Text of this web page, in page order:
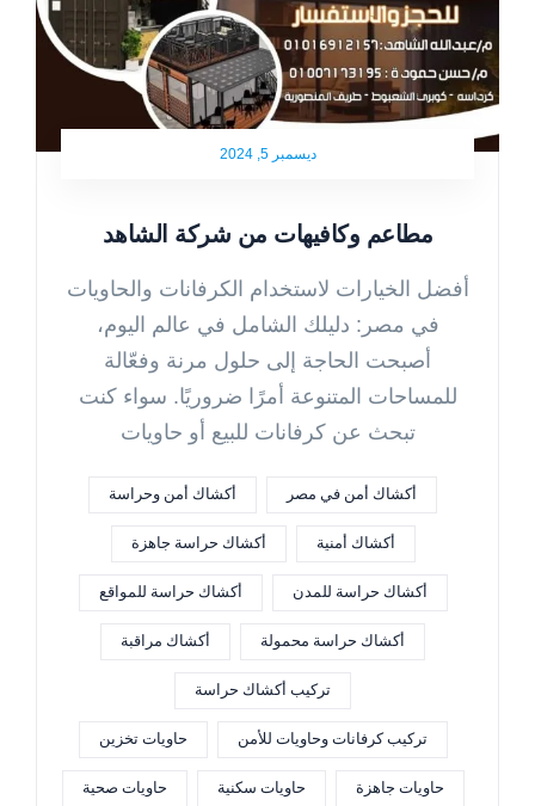
ديسمبر 5, 2024
مطاعم وكافيهات من شركة الشاهد
أفضل الخيارات لاستخدام الكرفانات والحاويات
في مصر: دليلك الشامل في عالم اليوم،
أصبحت الحاجة إلى حلول مرنة وفعّالة
للمساحات المتنوعة أمرًا ضروريًا. سواء كنت
تبحث عن كرفانات للبيع أو حاويات
أكشاك أمن في مصر أكشاك أمن وحراسة
أكشاك أمنية أكشاك حراسة جاهزة
أكشاك حراسة للمدن أكشاك حراسة للمواقع
أكشاك حراسة محمولة أكشاك مراقبة
تركيب أكشاك حراسة
تركيب كرفانات وحاويات للأمن حاويات تخزين
حاويات جاهزة حاويات سكنية حاويات صحية